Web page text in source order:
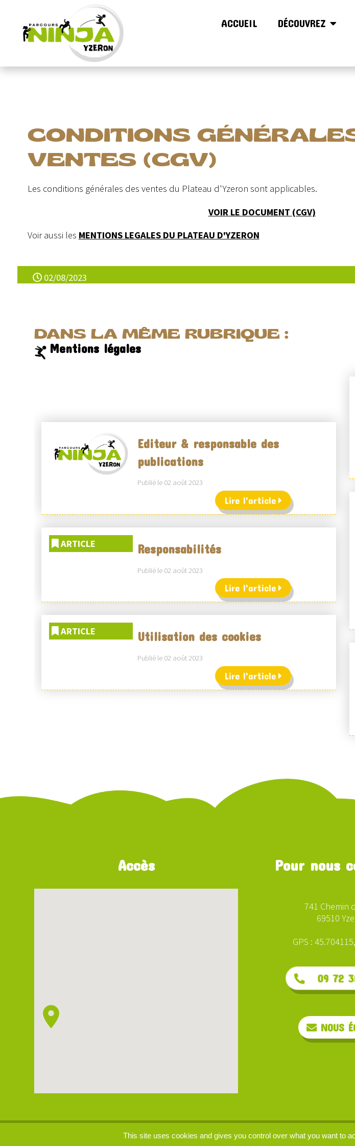
ACCUEIL DÉCOUVREZ
CONDITIONS
VENTES (CGV)
Les conditions générales des ventes du Plateau d'Yzeron sont applicables.
VOIR LE DOCUMENT (CGV)
Voir aussi les MENTIONS LEGALES DU PLATEAU D'YZERON
02/08/2023
DANS LA MÊME RUBRIQUE :
Mentions légales
Editeur & responsable des
publications
Publié le 02 août 2023
Lire l'article
ARTICLE Responsabilités
Publié le 02 août 2023
Lire l'article
ARTICLE Utilisation des cookies
Publié le 02 août 2023
Lire l'article
Accès Pour nous
741 Chemin
69510
GPS :
09 72
NOUS
parcours.ninja © 2026 | site web :
This site uses cookies and gives you control over what you want to